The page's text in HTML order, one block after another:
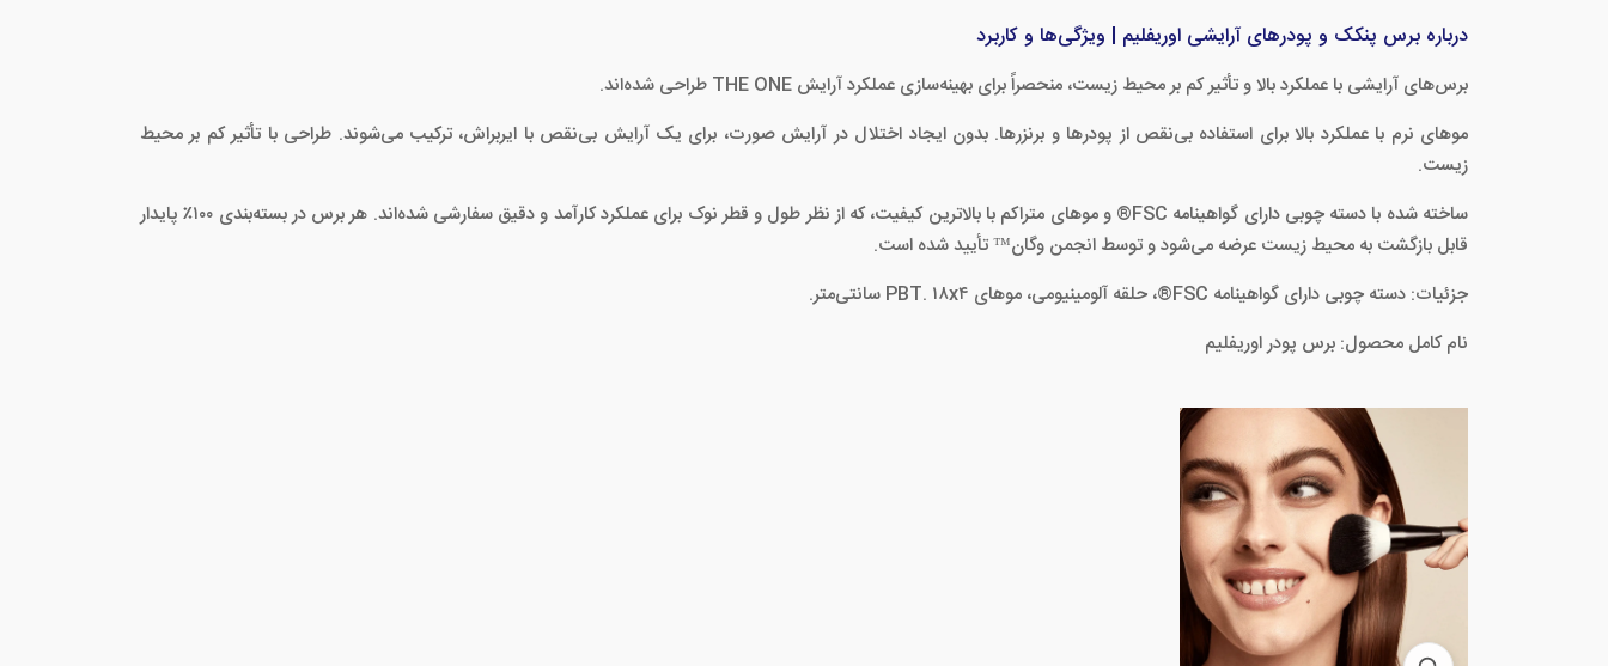
درباره برس پنکک و پودرهای آرایشی اوریفلیم | ویژگی‌ها و کاربرد
برس‌های آرایشی با عملکرد بالا و تأثیر کم بر محیط زیست، منحصراً برای بهینه‌سازی عملکرد آرایش THE ONE طراحی شده‌اند.
موهای نرم با عملکرد بالا برای استفاده بی‌نقص از پودرها و برنزرها. بدون ایجاد اختلال در آرایش صورت، برای یک آرایش بی‌نقص با ایربراش، ترکیب می‌شوند. طراحی با تأثیر کم بر محیط
زیست.
ساخته شده با دسته چوبی دارای گواهینامه FSC® و موهای متراکم با بالاترین کیفیت، که از نظر طول و قطر نوک برای عملکرد کارآمد و دقیق سفارشی شده‌اند. هر برس در بسته‌بندی ۱۰۰٪ پایدار
قابل بازگشت به محیط زیست عرضه می‌شود و توسط انجمن وگان™ تأیید شده است.
جزئیات: دسته چوبی دارای گواهینامه FSC®، حلقه آلومینیومی، موهای PBT. ۱۸x۴ سانتی‌متر.
نام کامل محصول: برس پودر اوریفلیم